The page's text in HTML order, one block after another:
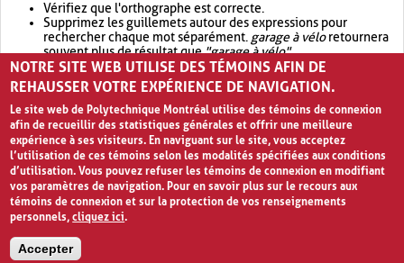
Vérifiez que l'orthographe est correcte.
Supprimez les guillemets autour des expressions pour
rechercher chaque mot séparément. garage à véloretournera
souvent plus de résultat que"garage à vélo".
Envisagez d'élargir votre recherche avec OR.garage OR vélo
retournera souvent plus de résultat quegarage à vélo
NOTRE SITE WEB UTILISE DES TÉMOINS AFIN DE
REHAUSSER VOTRE EXPÉRIENCE DE NAVIGATION.
Le site web de Polytechnique Montréal utilise des témoins de connexion
afin de recueillir des statistiques générales et offrir une meilleure
expérience à ses visiteurs. En naviguant sur le site, vous acceptez
l’utilisation de ces témoins selon les modalités spécifiées aux conditions
d’utilisation. Vous pouvez refuser les témoins de connexion en modifiant
vos paramètres de navigation. Pour en savoir plus sur le recours aux
témoins de connexion et sur la protection de vos renseignements
personnels,cliquez ici.
Accepter